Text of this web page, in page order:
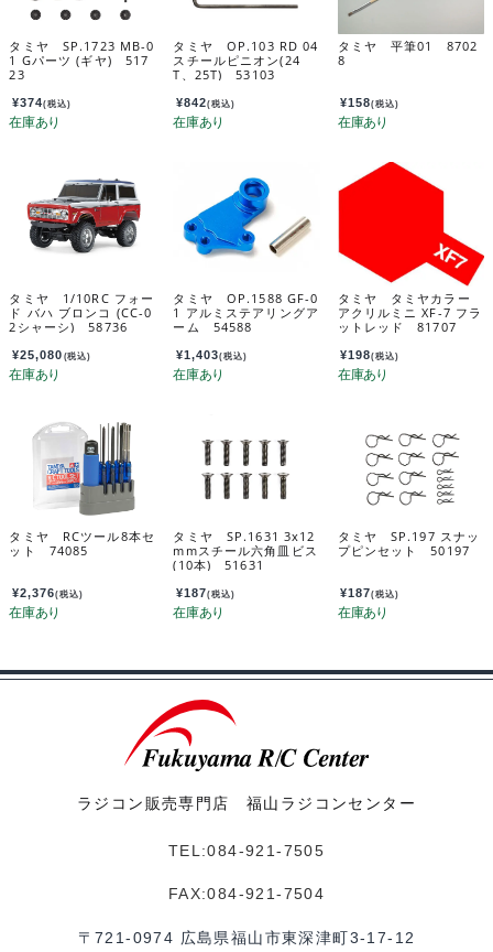
タミヤ SP.1723 MB-0
1 Gパーツ (ギヤ) 517
23
¥374(税込)
タミヤ OP.103 RD 04
スチールピニオン(24
T、25T) 53103
¥842(税込)
タミヤ 平筆01 8702
8
¥158(税込)
タミヤ 1/10RC フォー
ド バハ ブロンコ (CC-0
2シャーシ) 58736
¥25,080 (税込)
タミヤ OP.1588 GF-0
1 アルミステアリングア
ーム 54588
¥1,403(税込)
タミヤ タミヤカラー
アクリルミニ XF-7 フラ
ットレッド 81707
¥198(税込)
タミヤ RCツール8本セ
ット 74085
¥2,376(税込)
タミヤ SP.1631 3x12
mmスチール六角皿ビス
(10本) 51631
¥187(税込)
タミヤ SP.197 スナッ
プピンセット 50197
¥187(税込)
ラジコン販売専門店 福山ラジコンセンター
TEL:084-921-7505
FAX:084-921-7504
〒721-0974 広島県福山市東深津町3-17-12